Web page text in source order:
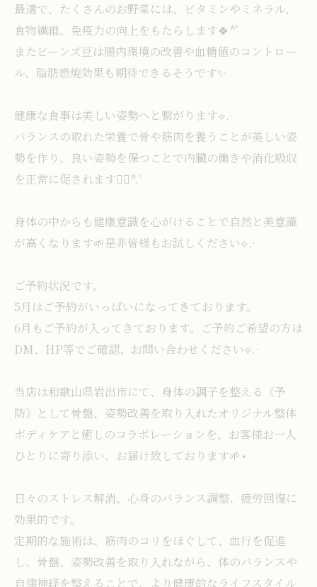
最適で、たくさんのお野菜には、ビタミンやミネラル、
食物繊維、免疫力の向上をもたらします🍀*゜
またビーンズ豆は腸内環境の改善や血糖値のコントロー
ル、脂肪燃焼効果も期待できるそうです✨
健康な食事は美しい姿勢へと繋がります⟡.·
バランスの取れた栄養で骨や筋肉を養うことが美しい姿
勢を作り、良い姿勢を保つことで内臓の働きや消化吸収
を正常に促されます❁⃘*.ﾟ
身体の中からも健康意識を心がけることで自然と美意識
が高くなります🌱是非皆様もお試しください⟡.·
ご予約状況です。
5月はご予約がいっぱいになってきております。
6月もご予約が入ってきております。ご予約ご希望の方は
DM、HP等でご確認、お問い合わせください⟡.·
当店は和歌山県岩出市にて、身体の調子を整える《予
防》として骨盤、姿勢改善を取り入れたオリジナル整体
ボディケアと癒しのコラボレーションを、お客様お一人
ひとりに寄り添い、お届け致しております🌱⋆
日々のストレス解消、心身のバランス調整、疲労回復に
効果的です。
定期的な施術は、筋肉のコリをほぐして、血行を促進
し、骨盤、姿勢改善を取り入れながら、体のバランスや
自律神経を整えることで、より健康的なライフスタイル